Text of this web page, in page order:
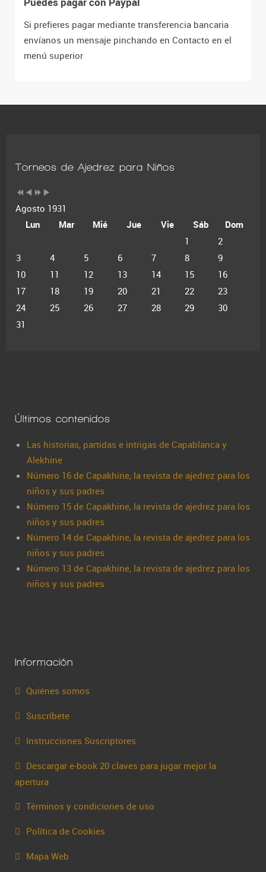
Si prefieres pagar mediante transferencia bancaria
envíanos un mensaje pinchando en Contacto en el
menú superior
Torneos de Ajedrez para Niños
Agosto 1931
Lun
Mar Mié Jue Vie Sáb
Dom
1
2
3
4 5 6 7 8
9
10
11 12 13 14 15
16
17
18 19 20 21 22
23
24
25 26 27 28 29
30
31
Últimos contenidos
Las historias, partidas e intrigas de Capablanca y
Alekhine
Número 16 de Capakhine, la revista de ajedrez para los
niños y sus padres
Número 15 de Capakhine, la revista de ajedrez para los
niños y sus padres
Número 14 de Capakhine, la revista de ajedrez para los
niños y sus padres
Número 13 de Capakhine, la revista de ajedrez para los
niños y sus padres
Información
Quiénes somos
Suscríbete
Instrucciones Suscriptores
Descargar e-book 20 claves para jugar mejor la
apertura
Términos y condiciones de uso
Política de Cookies
Mapa Web